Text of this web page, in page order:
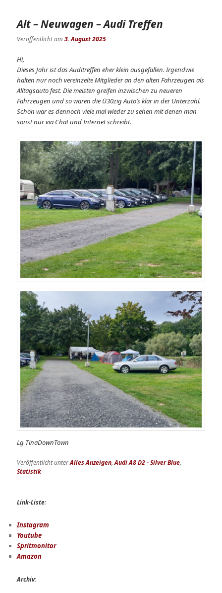
Alt – Neuwagen – Audi Treffen
Veröffentlicht am3. August 2025
Hi,
Dieses Jahr ist das Auditreffen eher klein ausgefallen. Irgendwie
halten nur noch vereinzelte Mitglieder an den alten Fahrzeugen als
Alltagsauto fest. Die meisten greifen inzwischen zu neueren
Fahrzeugen und so waren die Ü30zig Auto’s klar in der Unterzahl.
Schön war es dennoch viele mal wieder zu sehen mit denen man
sonst nur via Chat und Internet schreibt.
Lg TinaDownTown
Veröffentlicht unterAlles Anzeigen,Audi A8 D2 - Silver Blue,
Statistik
Link-Liste:
Instagram
Youtube
Spritmonitor
Amazon
Archiv: